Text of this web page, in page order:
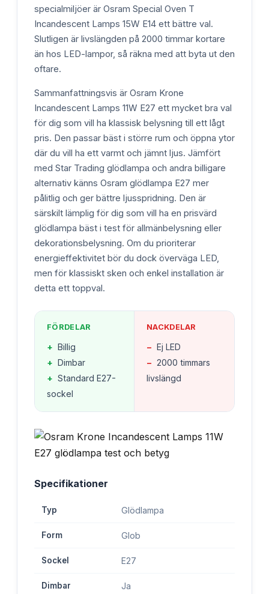
specialmiljöer är Osram Special Oven T
Incandescent Lamps 15W E14 ett bättre val.
Slutligen är livslängden på 2000 timmar kortare
än hos LED-lampor, så räkna med att byta ut den
oftare.
Sammanfattningsvis är Osram Krone
Incandescent Lamps 11W E27 ett mycket bra val
för dig som vill ha klassisk belysning till ett lågt
pris. Den passar bäst i större rum och öppna ytor
där du vill ha ett varmt och jämnt ljus. Jämfört
med Star Trading glödlampa och andra billigare
alternativ känns Osram glödlampa E27 mer
pålitlig och ger bättre ljusspridning. Den är
särskilt lämplig för dig som vill ha en prisvärd
glödlampa bäst i test för allmänbelysning eller
dekorationsbelysning. Om du prioriterar
energieffektivitet bör du dock överväga LED,
men för klassiskt sken och enkel installation är
detta ett toppval.
FÖRDELAR
+ Billig
+ Dimbar
+ Standard E27-
sockel
NACKDELAR
− Ej LED
− 2000 timmars
livslängd
Specifikationer
Typ Glödlampa
Form Glob
Sockel E27
Dimbar Ja